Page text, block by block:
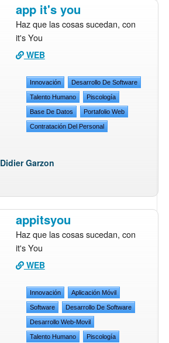
app it's you
Haz que las cosas sucedan, con
it's You
WEB
Innovación Desarrollo De Software
Talento Humano Piscología
Base De Datos Portafolio Web
Contratación Del Personal
Didier Garzon
appitsyou
Haz que las cosas sucedan, con
it's You
WEB
Innovación Aplicación Móvil
Software Desarrollo De Software
Desarrollo Web-Movil
Talento Humano Piscología